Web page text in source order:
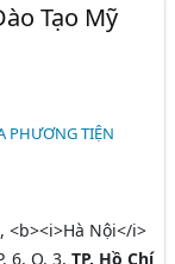
Tạo Mỹ
PHƯƠNG TIỆN
<b><i>Hà Nội</i>
6, Q. 3,TP. Hồ Chí